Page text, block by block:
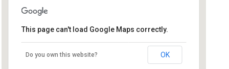
Nouveau Pavillon
Centre Marcet, 2 rue Célestin Freinet - Bouguenais
This page can't load Google Maps correctly.
Do you own this website? OK